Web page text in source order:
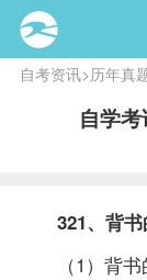
自考资讯>历年真
自学
321、背书
（1）背书